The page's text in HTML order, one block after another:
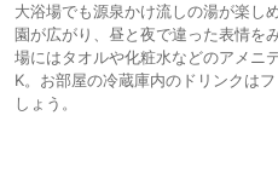
大浴場でも源泉かけ流しの湯が楽し
園が広がり、昼と夜で違った表情を
場にはタオルや化粧水などのアメニ
K。お部屋の冷蔵庫内のドリンクは
しょう。